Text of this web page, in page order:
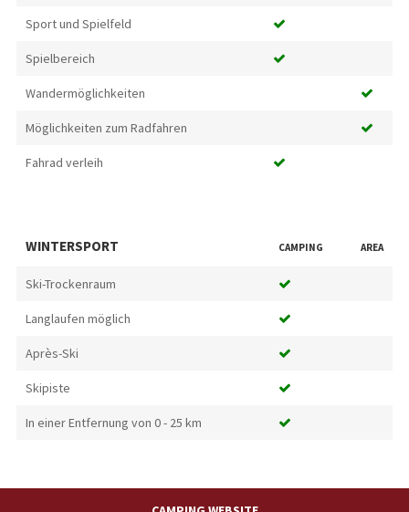
Sport und Spielfeld
Spielbereich
Wandermöglichkeiten
Möglichkeiten zum Radfahren
Fahrad verleih
WINTERSPORT CAMPING AREA
Ski-Trockenraum
Langlaufen möglich
Après-Ski
Skipiste
In einer Entfernung von 0 - 25 km